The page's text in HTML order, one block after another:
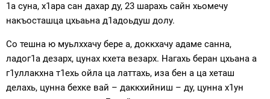
1а суна, х1ара сан дахар ду, 23 шарахь сайн хьомечу
накъосташца цхьаьна д1адоьдуш долу.
Со тешна ю муьлххачу бере а, доккхачу адаме санна,
ладог1а дезарх, цунах кхета везарх. Нагахь беран цхьана а
г1уллакхна т1ехь ойла ца латтахь, иза бен а ца хеташ
делахь, цунна бехке вай – даккхийниш – ду, цунна х1ун